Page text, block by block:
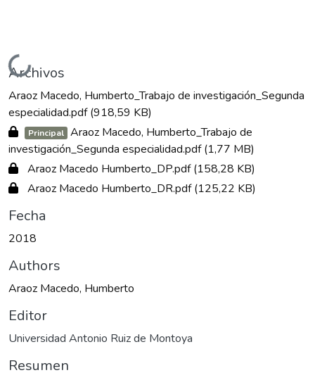
Cargando...
Archivos
Araoz Macedo, Humberto_Trabajo de investigación_Segunda
especialidad.pdf(918,59 KB)
Principal Araoz Macedo, Humberto_Trabajo de
investigación_Segunda especialidad.pdf(1,77 MB)
Araoz Macedo Humberto_DP.pdf(158,28 KB)
Araoz Macedo Humberto_DR.pdf(125,22 KB)
Fecha
2018
Authors
Araoz Macedo, Humberto
Editor
Universidad Antonio Ruiz de Montoya
Resumen